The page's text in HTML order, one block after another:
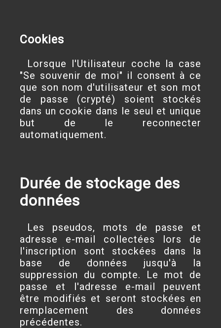
Cookies
Lorsque l'Utilisateur coche la case
"Se souvenir de moi" il consent à ce
que son nom d'utilisateur et son mot
de passe (crypté) soient stockés
dans un cookie dans le seul et unique
but de le reconnecter
automatiquement.
Durée de stockage des
données
Les pseudos, mots de passe et
adresse e-mail collectées lors de
l'inscription sont stockées dans la
base de données jusqu'à la
suppression du compte. Le mot de
passe et l'adresse e-mail peuvent
être modifiés et seront stockées en
remplacement des données
précédentes.